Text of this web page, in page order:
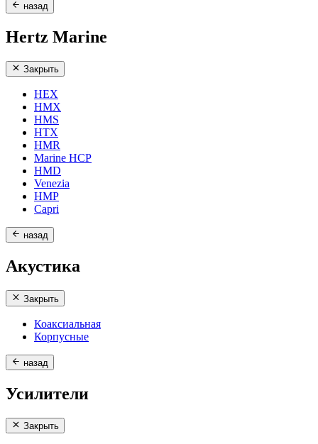
назад
Hertz Marine
Закрыть
HEX
HMX
HMS
HTX
HMR
Marine HCP
HMD
Venezia
HMP
Capri
назад
Акустика
Закрыть
Коаксиальная
Корпусные
назад
Усилители
Закрыть